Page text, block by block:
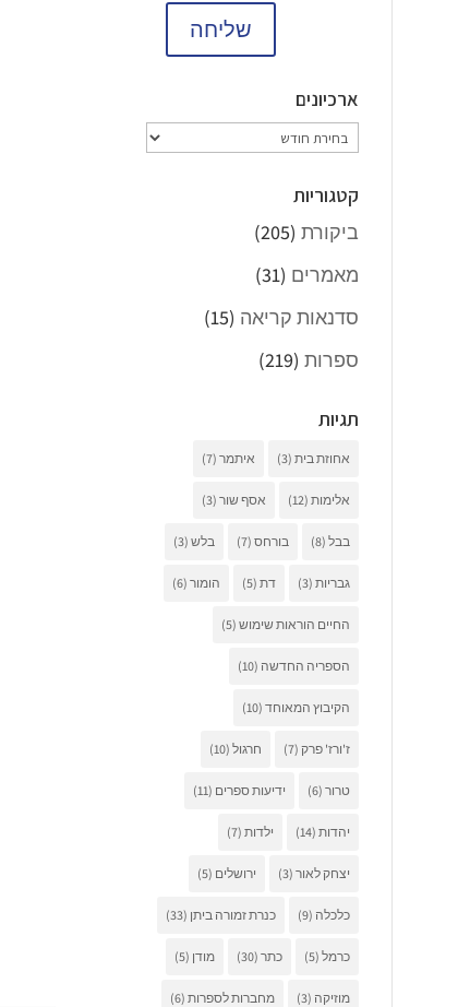
שליחה
ארכיונים
ארכיונים
קטגוריות
ביקורת (205)
מאמרים (31)
סדנאות קריאה (15)
ספרות (219)
תגיות
אחוזת בית (3) איתמר (7)
אלימות (12) אסף שור (3)
בבל (8) בורחס (7) בלש (3)
גבריות (3) דת (5) הומור (6)
החיים הוראות שימוש (5)
הספריה החדשה (10)
הקיבוץ המאוחד (10)
ז'ורז' פרק (7) חרגול (10)
טרור (6) ידיעות ספרים (11)
יהדות (14) ילדות (7)
יצחק לאור (3) ירושלים (5)
כלכלה (9) כנרת זמורה ביתן (33)
כרמל (5) כתר (30) מודן (5)
מוזיקה (3) מחברות לספרות (6)